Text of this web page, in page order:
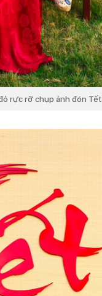
rực rỡ chụp ảnh đón Tết